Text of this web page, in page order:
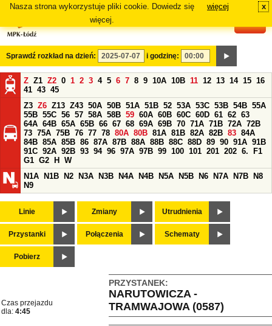
Nasza strona wykorzystuje pliki cookie. Dowiedz się
więcej.
więcej x
Sprawdź rozkład na dzień: i godzinę:
Z Z1 Z2 0 1 2 3 4 5 6 7 8 9 10A 10B 11 12 13 14 15 16
41 43 45
Z3 Z6 Z13 Z43 50A 50B 51A 51B 52 53A 53C 53B 54B 55A
55B 55C 56 57 58A 58B 59 60A 60B 60C 60D 61 62 63
64A 64B 65A 65B 66 67 68 69A 69B 70 71A 71B 72A 72B
73 75A 75B 76 77 78 80A 80B 81A 81B 82A 82B 83 84A
84B 85A 85B 86 87A 87B 88A 88B 88C 88D 89 90 91A 91B
91C 92A 92B 93 94 96 97A 97B 99 100 101 201 202 6.
F1
G1 G2 H
W
N1A
N1B N2 N3A N3B N4A N4B N5A N5B N6 N7A N7B
N8
N9
Linie Zmiany Utrudnienia
Przystanki Połączenia Schematy
Pobierz
PRZYSTANEK:
NARUTOWICZA -
TRAMWAJOWA (0587)
Czas przejazdu
dla: 4:45